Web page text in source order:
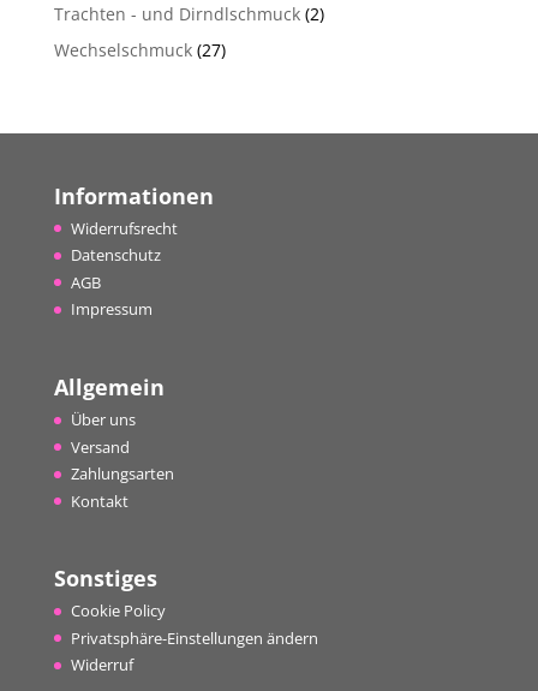
Trachten - und Dirndlschmuck (2)
Wechselschmuck (27)
Informationen
Widerrufsrecht
Datenschutz
AGB
Impressum
Allgemein
Über uns
Versand
Zahlungsarten
Kontakt
Sonstiges
Cookie Policy
Privatsphäre-Einstellungen ändern
Widerruf